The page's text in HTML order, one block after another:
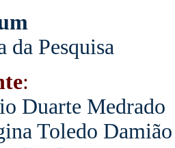
Pesquisa
:
Duarte Medrado
Toledo Damião